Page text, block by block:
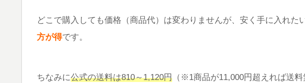
どこで購入しても価格（商品代）は変わりませんが、安く手に入れた
方が得です。
ちなみに公式の送料は810～1,120円 （※1商品が11,000円超えれば送料